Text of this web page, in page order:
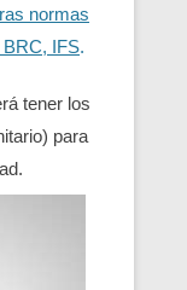
normas
IFS.
tener los
para